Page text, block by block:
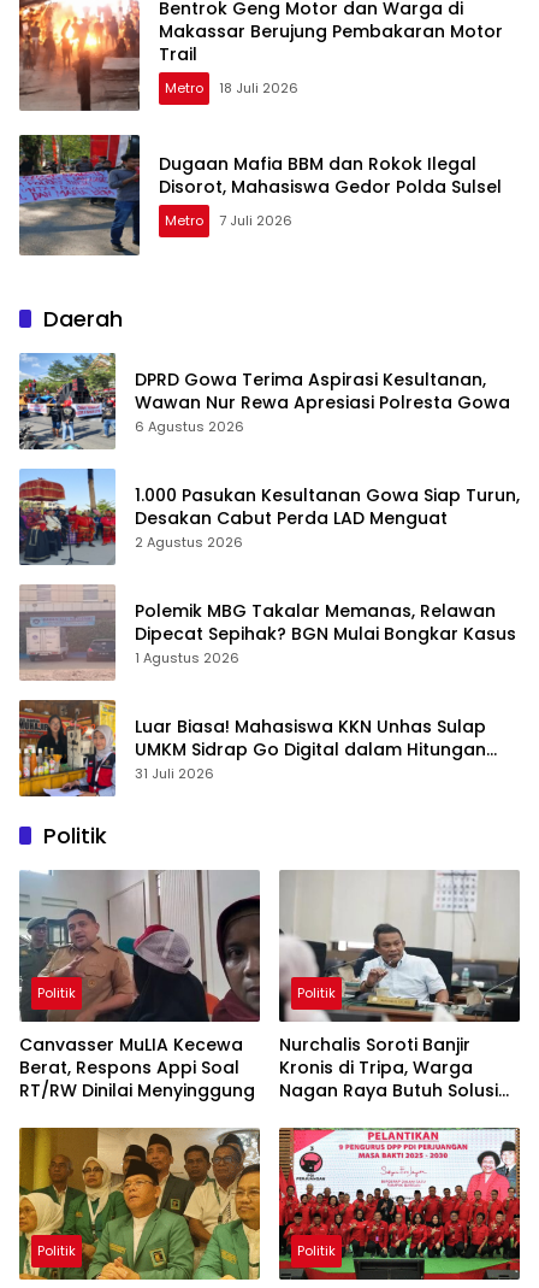
Bentrok Geng Motor dan Warga di
Makassar Berujung Pembakaran Motor
Trail
Metro 18 Juli 2026
Dugaan Mafia BBM dan Rokok Ilegal
Disorot, Mahasiswa Gedor Polda Sulsel
Metro 7 Juli 2026
Daerah
DPRD Gowa Terima Aspirasi Kesultanan,
Wawan Nur Rewa Apresiasi Polresta Gowa
6 Agustus 2026
1.000 Pasukan Kesultanan Gowa Siap Turun,
Desakan Cabut Perda LAD Menguat
2 Agustus 2026
Polemik MBG Takalar Memanas, Relawan
Dipecat Sepihak? BGN Mulai Bongkar Kasus
1 Agustus 2026
Luar Biasa! Mahasiswa KKN Unhas Sulap
UMKM Sidrap Go Digital dalam Hitungan
Hari
31 Juli 2026
Politik
Politik
Canvasser MuLIA Kecewa
Berat, Respons Appi Soal
RT/RW Dinilai Menyinggung
Politik
Nurchalis Soroti Banjir
Kronis di Tripa, Warga
Nagan Raya Butuh Solusi
Politik Politik